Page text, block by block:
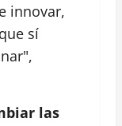
innovar,
sí
las